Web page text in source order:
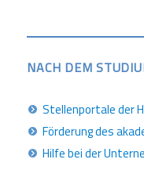
NACH DEM
Stellenportale der
Förderung des
Hilfe bei der